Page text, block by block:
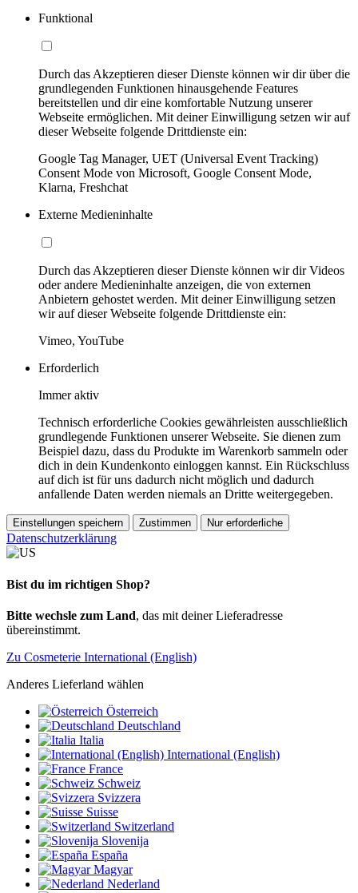
Funktional
Durch das Akzeptieren dieser Dienste können wir dir über die
grundlegenden Funktionen hinausgehende Features
bereitstellen und dir eine komfortable Nutzung unserer
Webseite ermöglichen. Mit deiner Einwilligung setzen wir auf
dieser Webseite folgende Drittdienste ein:
Google Tag Manager, UET (Universal Event Tracking)
Consent Mode von Microsoft, Google Consent Mode,
Klarna, Freshchat
Externe Medieninhalte
Durch das Akzeptieren dieser Dienste können wir dir Videos
oder andere Medieninhalte anzeigen, die von externen
Anbietern gehostet werden. Mit deiner Einwilligung setzen
wir auf dieser Webseite folgende Drittdienste ein:
Vimeo, YouTube
Erforderlich
Immer aktiv
Technisch erforderliche Cookies gewährleisten ausschließlich
grundlegende Funktionen unserer Webseite. Sie dienen zum
Beispiel dazu, dass du Produkte im Warenkorb sammeln oder
dich in dein Kundenkonto einloggen kannst. Ein Rückschluss
auf dich ist für uns dadurch nicht möglich und dadurch
anfallende Daten werden niemals an Dritte weitergegeben.
Einstellungen speichern Zustimmen Nur erforderliche
Datenschutzerklärung
Bist du im richtigen Shop?
Bitte wechsle zum Land, das mit deiner Lieferadresse
übereinstimmt.
Zu Cosmeterie International (English)
Anderes Lieferland wählen
Österreich
Deutschland
Italia
International (English)
France
Schweiz
Svizzera
Suisse
Switzerland
Slovenija
España
Magyar
Nederland